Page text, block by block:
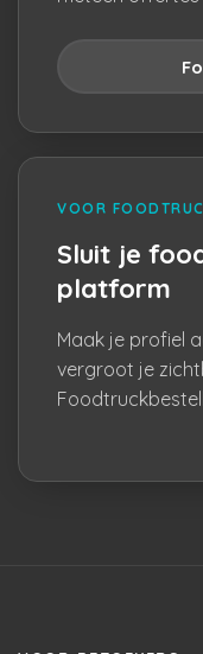
VOOR
Sluit je
platform
Maak je profiel
vergroot je